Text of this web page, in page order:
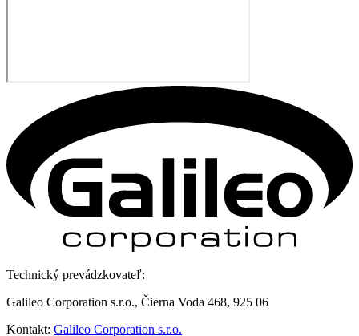
Technický prevádzkovateľ:
Galileo Corporation s.r.o., Čierna Voda 468, 925 06
Kontakt: Galileo Corporation s.r.o.